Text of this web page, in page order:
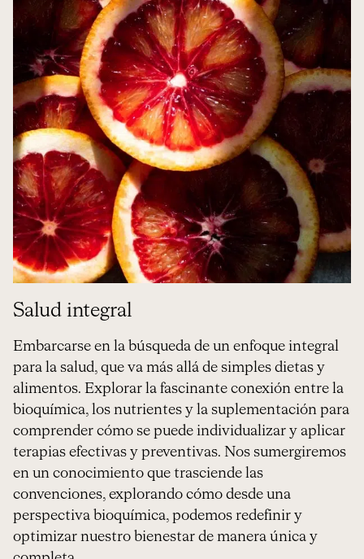
Salud integral
Embarcarse en la búsqueda de un enfoque integral
para la salud, que va más allá de simples dietas y
alimentos. Explorar la fascinante conexión entre la
bioquímica, los nutrientes y la suplementación para
comprender cómo se puede individualizar y aplicar
terapias efectivas y preventivas. Nos sumergiremos
en un conocimiento que trasciende las
convenciones, explorando cómo desde una
perspectiva bioquímica, podemos redefinir y
optimizar nuestro bienestar de manera única y